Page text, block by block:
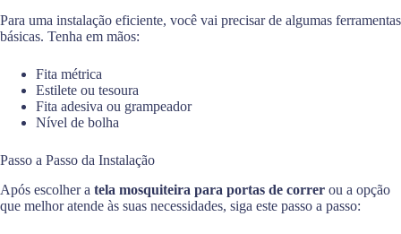
Para uma instalação eficiente, você vai precisar de algumas ferramentas
básicas. Tenha em mãos:
Fita métrica
Estilete ou tesoura
Fita adesiva ou grampeador
Nível de bolha
Passo a Passo da Instalação
Após escolher a tela mosquiteira para portas de correr ou a opção
que melhor atende às suas necessidades, siga este passo a passo: